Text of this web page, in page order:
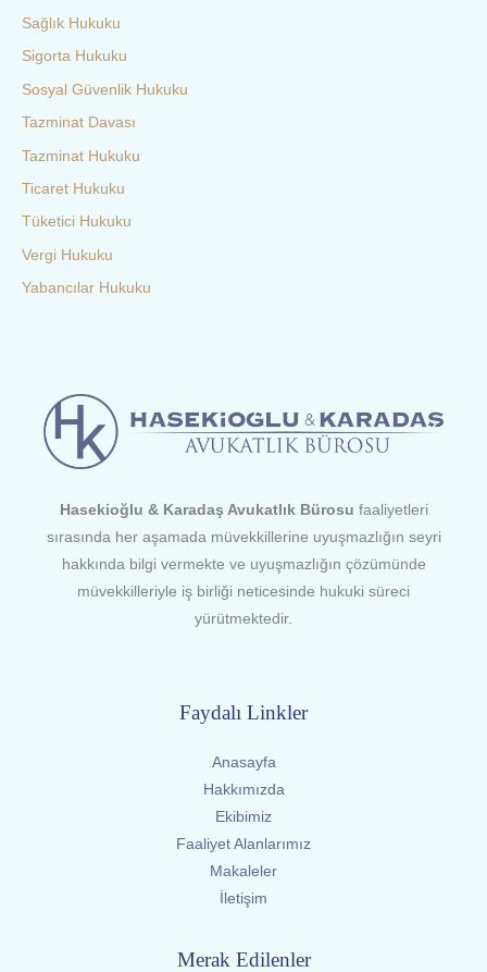
Sağlık Hukuku
Sigorta Hukuku
Sosyal Güvenlik Hukuku
Tazminat Davası
Tazminat Hukuku
Ticaret Hukuku
Tüketici Hukuku
Vergi Hukuku
Yabancılar Hukuku
Hasekioğlu & Karadaş Avukatlık Bürosu faaliyetleri
sırasında her aşamada müvekkillerine uyuşmazlığın seyri
hakkında bilgi vermekte ve uyuşmazlığın çözümünde
müvekkilleriyle iş birliği neticesinde hukuki süreci
yürütmektedir.
Faydalı Linkler
Anasayfa
Hakkımızda
Ekibimiz
Faaliyet Alanlarımız
Makaleler
İletişim
Merak Edilenler